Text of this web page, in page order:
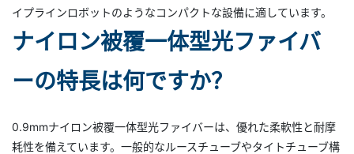
イプラインロボットのようなコンパクトな設備に適しています。
ナイロン被覆一体型光ファイバ
ーの特長は何ですか？
0.9mmナイロン被覆一体型光ファイバーは、優れた柔軟性と耐摩
耗性を備えています。一般的なルースチューブやタイトチューブ構